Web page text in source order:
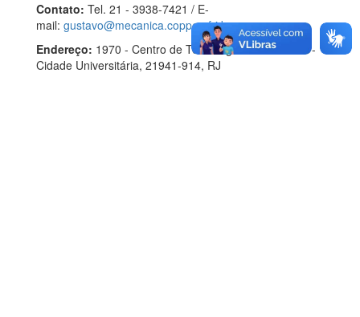
Contato: Tel. 21 - 3938-7421 / E-
mail: gustavo@mecanica.coppe.ufrj.br
Endereço: 1970 - Centro de Tecnologia - Bloco I 136 -
Cidade Universitária, 21941-914, RJ